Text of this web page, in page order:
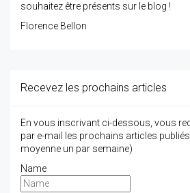
souhaitez être présents sur le blog !
Florence Bellon
Recevez les prochains articles
En vous inscrivant ci-dessous, vous
par e-mail les prochains articles
moyenne un par semaine)
Name